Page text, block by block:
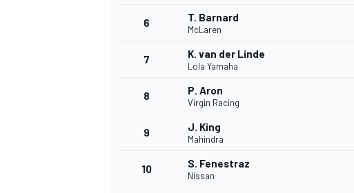
6 T. Barnard
McLaren
7 K. van der Linde
Lola Yamaha
8 P. Aron
Virgin Racing
9 J. King
Mahindra
10 S. Fenestraz
Nissan